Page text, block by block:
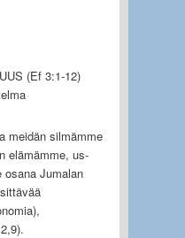
(Ef 3:1-12)
meidän silmämme
elämämme, us­
Jumalan